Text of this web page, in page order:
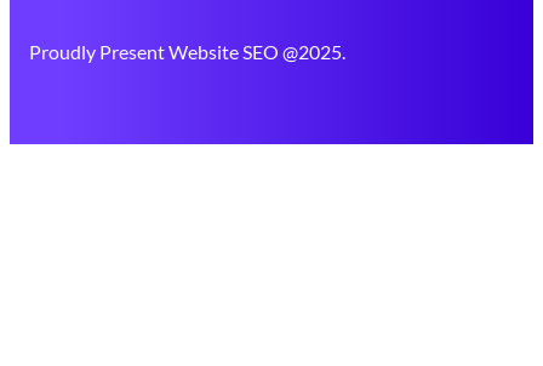
Proudly Present Website SEO @2025.